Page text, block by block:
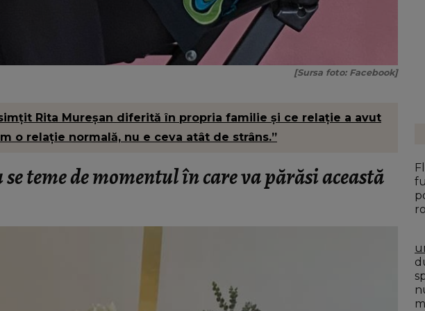
[Sursa foto: Facebook]
Rita Mureșan diferită în propria familie și ce relație a avut
o relație normală, nu e ceva atât de strâns.”
teme de momentul în care va părăsi această